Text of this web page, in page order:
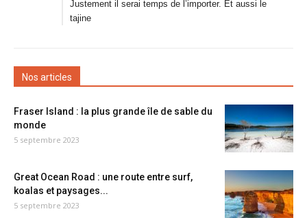
Justement il serai temps de l’importer. Et aussi le
tajine
Nos articles
Fraser Island : la plus grande île de sable du
monde
5 septembre 2023
Great Ocean Road : une route entre surf,
koalas et paysages...
5 septembre 2023